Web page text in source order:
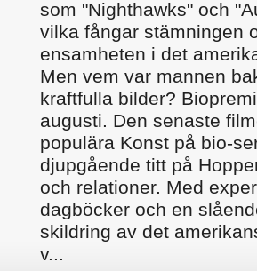
som "Nighthawks" och
vilka fångar stämningen
ensamheten i det
Men vem var mannen
kraftfulla bilder?
augusti. Den senaste
populära Konst på bio-
djupgående titt på
och relationer. Med
dagböcker och en
skildring av det
v...